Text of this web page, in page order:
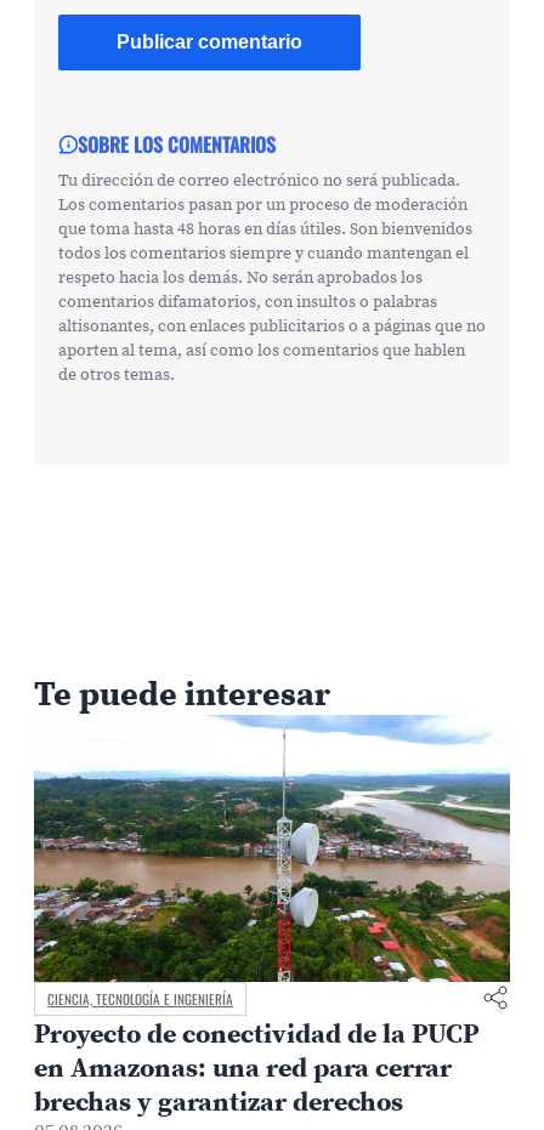
SOBRE LOS COMENTARIOS
Tu dirección de correo electrónico no será publicada.
Los comentarios pasan por un proceso de moderación
que toma hasta 48 horas en días útiles. Son bienvenidos
todos los comentarios siempre y cuando mantengan el
respeto hacia los demás. No serán aprobados los
comentarios difamatorios, con insultos o palabras
altisonantes, con enlaces publicitarios o a páginas que no
aporten al tema, así como los comentarios que hablen
de otros temas.
Te puede interesar
CIENCIA, TECNOLOGÍA E INGENIERÍA
Proyecto de conectividad de la PUCP
en Amazonas: una red para cerrar
brechas y garantizar derechos